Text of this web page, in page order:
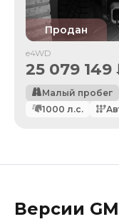
Продан
e4WD
25 079 149
Малый пробег
1000 л.с.
Версии